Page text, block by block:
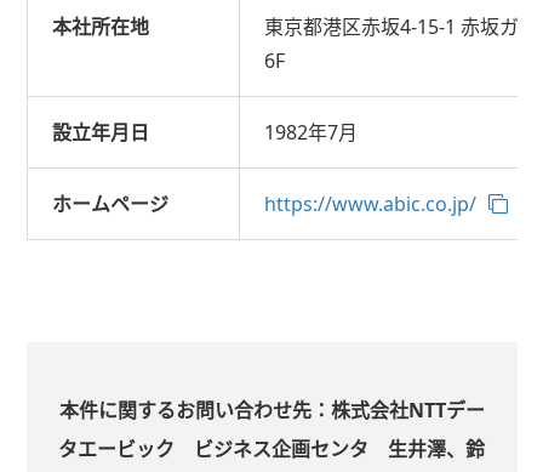
本社所在地
東京都港区赤坂4-15-1 赤坂ガ
6F
設立年月日 1982年7月
ホームページ https://www.abic.co.jp/
本件に関するお問い合わせ先：株式会社NTTデー
タエービック ビジネス企画センタ 生井澤、鈴